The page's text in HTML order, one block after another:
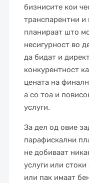
бизнисите кои
транспарентни
планираат што
несигурност во
да бидат и
конкурентност
цената на
а со тоа и
услуги.
За дел од овие
парафискални
не добиваат
услуги или стоки
или пак имаат